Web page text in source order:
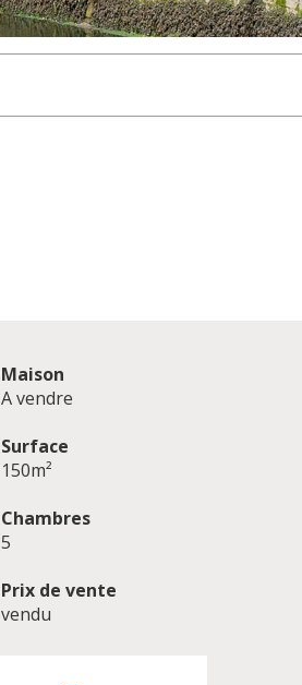
Maison
A vendre
Surface
150m²
Chambres
5
Prix de vente
vendu